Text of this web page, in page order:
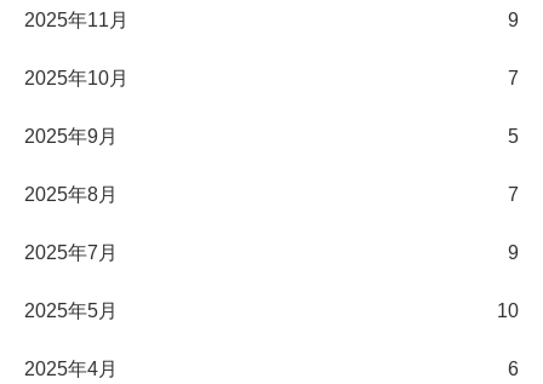
2025年11月 9
2025年10月 7
2025年9月 5
2025年8月 7
2025年7月 9
2025年5月 10
2025年4月 6